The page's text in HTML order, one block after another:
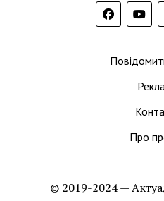
Про
© 2019-2024 —